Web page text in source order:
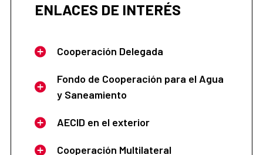
ENLACES DE INTERÉS
Cooperación Delegada
Fondo de Cooperación para el Agua
y Saneamiento
AECID en el exterior
Cooperación Multilateral